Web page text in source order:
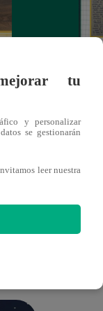
tu
y personalizar
datos se gestionarán
leer nuestra